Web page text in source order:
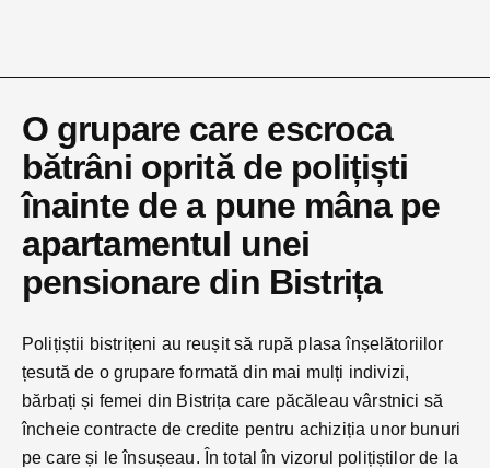
O grupare care escroca
bătrâni oprită de polițiști
înainte de a pune mâna pe
apartamentul unei
pensionare din Bistrița
Polițiștii bistrițeni au reușit să rupă plasa înșelătoriilor
țesută de o grupare formată din mai mulți indivizi,
bărbați și femei din Bistrița care păcăleau vârstnici să
încheie contracte de credite pentru achiziția unor bunuri
pe care și le însușeau. În total în vizorul polițiștilor de la